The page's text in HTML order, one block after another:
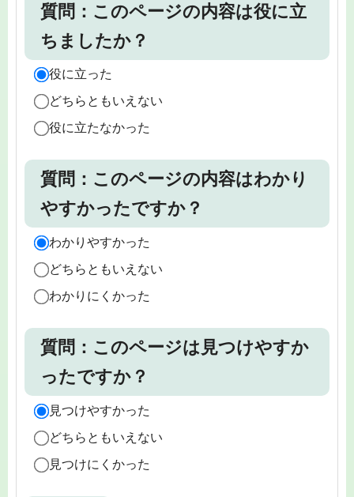
質問：このページの内容は役に立
ちましたか？
役に立った
どちらともいえない
役に立たなかった
質問：このページの内容はわかり
やすかったですか？
わかりやすかった
どちらともいえない
わかりにくかった
質問：このページは見つけやすか
ったですか？
見つけやすかった
どちらともいえない
見つけにくかった